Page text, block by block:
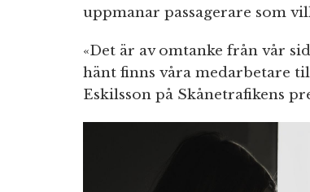
uppmanar passagerare som
«Det är av omtanke från vår
hänt finns våra medarbetare
Eskilsson på Skånetrafikens